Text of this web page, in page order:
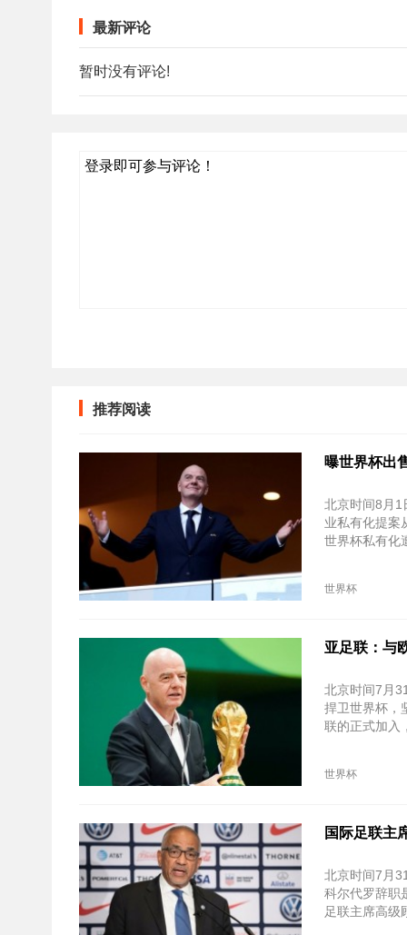
最新评论
暂时没有评论!
登录即可参与评论！
推荐阅读
曝世界杯出
北京时间8月1
业私有化提案
世界杯私有化
世界杯
亚足联：与
北京时间7月
捍卫世界杯，
联的正式加入
世界杯
国际足联主
北京时间7月
科尔代罗辞职
足联主席高级